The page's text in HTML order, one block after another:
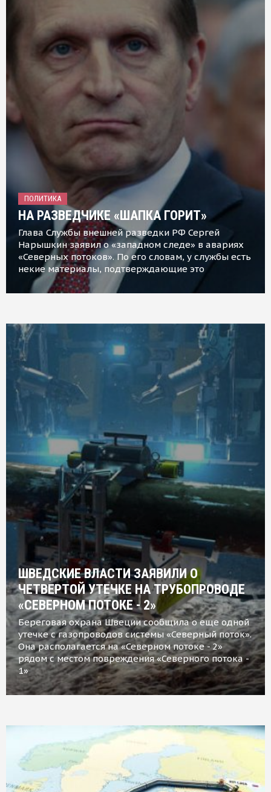
ПОЛИТИКА
НА РАЗВЕДЧИКЕ «ШАПКА ГОРИТ»
Глава Службы внешней разведки РФ Сергей
Нарышкин заявил о «западном следе» в авариях
«Северных потоков». По его словам, у службы есть
некие материалы, подтверждающие это
ШВЕДСКИЕ ВЛАСТИ ЗАЯВИЛИ О
ЧЕТВЕРТОЙ УТЕЧКЕ НА ТРУБОПРОВОДЕ
«СЕВЕРНОМ ПОТОКЕ - 2»
Береговая охрана Швеции сообщила о еще одной
утечке с газопроводов системы «Северный поток».
Она располагается на «Северном потоке - 2»
рядом с местом повреждения «Северного потока -
1»